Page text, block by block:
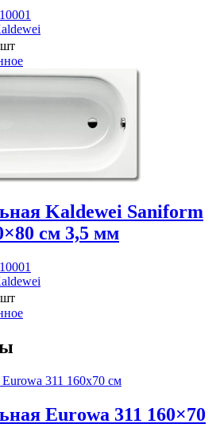
Kaldewei Saniform
см 3,5 мм
Eurowa 311 160×70